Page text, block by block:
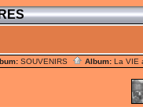
SOUVENIRS Album: La VIE